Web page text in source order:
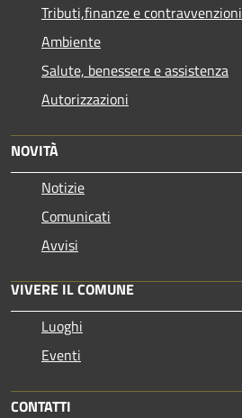
Tributi,finanze e contravvenzioni
Ambiente
Salute, benessere e assistenza
Autorizzazioni
NOVITÀ
Notizie
Comunicati
Avvisi
VIVERE IL COMUNE
Luoghi
Eventi
CONTATTI